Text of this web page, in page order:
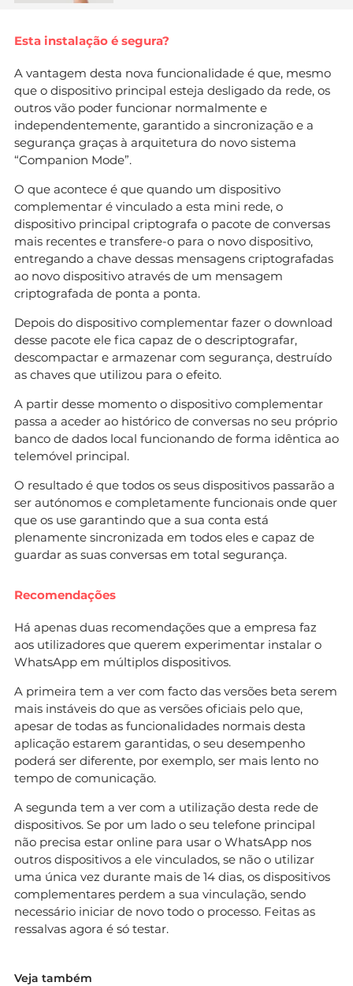
Esta instalação é segura?
A vantagem desta nova funcionalidade é que, mesmo
que o dispositivo principal esteja desligado da rede, os
outros vão poder funcionar normalmente e
independentemente, garantido a sincronização e a
segurança graças à arquitetura do novo sistema
“Companion Mode”.
O que acontece é que quando um dispositivo
complementar é vinculado a esta mini rede, o
dispositivo principal criptografa o pacote de conversas
mais recentes e transfere-o para o novo dispositivo,
entregando a chave dessas mensagens criptografadas
ao novo dispositivo através de um mensagem
criptografada de ponta a ponta.
Depois do dispositivo complementar fazer o download
desse pacote ele fica capaz de o descriptografar,
descompactar e armazenar com segurança, destruído
as chaves que utilizou para o efeito.
A partir desse momento o dispositivo complementar
passa a aceder ao histórico de conversas no seu próprio
banco de dados local funcionando de forma idêntica ao
telemóvel principal.
O resultado é que todos os seus dispositivos passarão a
ser autónomos e completamente funcionais onde quer
que os use garantindo que a sua conta está
plenamente sincronizada em todos eles e capaz de
guardar as suas conversas em total segurança.
Recomendações
Há apenas duas recomendações que a empresa faz
aos utilizadores que querem experimentar instalar o
WhatsApp em múltiplos dispositivos.
A primeira tem a ver com facto das versões beta serem
mais instáveis do que as versões oficiais pelo que,
apesar de todas as funcionalidades normais desta
aplicação estarem garantidas, o seu desempenho
poderá ser diferente, por exemplo, ser mais lento no
tempo de comunicação.
A segunda tem a ver com a utilização desta rede de
dispositivos. Se por um lado o seu telefone principal
não precisa estar online para usar o WhatsApp nos
outros dispositivos a ele vinculados, se não o utilizar
uma única vez durante mais de 14 dias, os dispositivos
complementares perdem a sua vinculação, sendo
necessário iniciar de novo todo o processo. Feitas as
ressalvas agora é só testar.
Veja também